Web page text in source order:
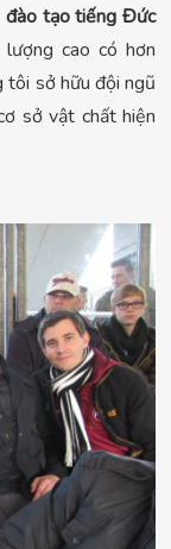
đào tạo tiếng Đức
cao có hơn
tôi sở hữu đội ngũ
sở vật chất hiện